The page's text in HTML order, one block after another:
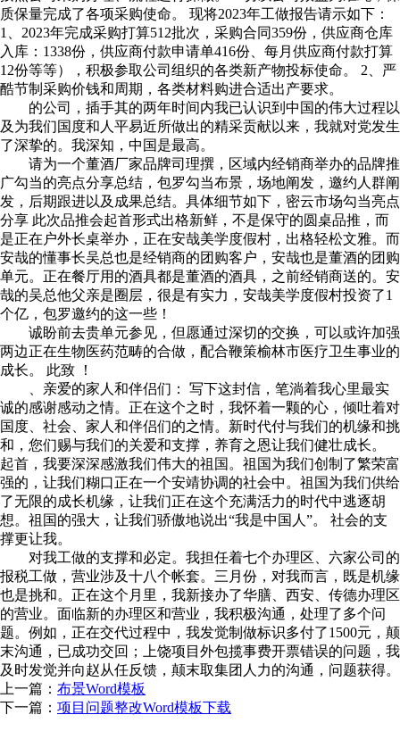
质保量完成了各项采购使命。 现将2023年工做报告请示如下：
1、2023年完成采购打算512批次，采购合同359份，供应商仓库
入库：1338份，供应商付款申请单416份、每月供应商付款打算
12份等等），积极参取公司组织的各类新产物投标使命。 2、严
酷节制采购价钱和周期，各类材料购进合适出产要求。
的公司，插手其的两年时间内我已认识到中国的伟大过程以
及为我们国度和人平易近所做出的精采贡献以来，我就对党发生
了深挚的。我深知，中国是最高。
请为一个董酒厂家品牌司理撰，区域内经销商举办的品牌推
广勾当的亮点分享总结，包罗勾当布景，场地阐发，邀约人群阐
发，后期跟进以及成果总结。具体细节如下，密云市场勾当亮点
分享 此次品推会起首形式出格新鲜，不是保守的圆桌品推，而
是正在户外长桌举办，正在安哉美学度假村，出格轻松文雅。而
安哉的懂事长吴总也是经销商的团购客户，安哉也是董酒的团购
单元。正在餐厅用的酒具都是董酒的酒具，之前经销商送的。安
哉的吴总他父亲是圈层，很是有实力，安哉美学度假村投资了1
个亿，包罗邀约的这一些！
诚盼前去贵单元参见，但愿通过深切的交换，可以或许加强
两边正在生物医药范畴的合做，配合鞭策榆林市医疗卫生事业的
成长。 此致 ！
、亲爱的家人和伴侣们： 写下这封信，笔淌着我心里最实
诚的感谢感动之情。正在这个之时，我怀着一颗的心，倾吐着对
国度、社会、家人和伴侣们的之情。新时代付与我们的机缘和挑
和，您们赐与我们的关爱和支撑，养育之恩让我们健壮成长。
起首，我要深深感激我们伟大的祖国。祖国为我们创制了繁荣富
强的，让我们糊口正在一个安靖协调的社会中。祖国为我们供给
了无限的成长机缘，让我们正在这个充满活力的时代中逃逐胡
想。祖国的强大，让我们骄傲地说出“我是中国人”。 社会的支
撑更让我。
对我工做的支撑和必定。我担任着七个办理区、六家公司的
报税工做，营业涉及十八个帐套。三月份，对我而言，既是机缘
也是挑和。正在这个月里，我新接办了华膳、西安、传德办理区
的营业。面临新的办理区和营业，我积极沟通，处理了多个问
题。例如，正在交代过程中，我发觉制做标识多付了1500元，颠
末沟通，已成功交回；上饶项目外包揽事费开票错误的问题，我
及时发觉并向赵从任反馈，颠末取集团人力的沟通，问题获得。
上一篇： 布景Word模板
下一篇： 项目问题整改Word模板下载